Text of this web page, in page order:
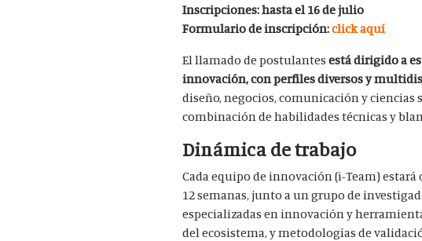
Inscripciones: hasta el 16 de julio
Formulario de inscripción:click aquí
El llamado de postulantesestá dirigido a
innovación, con perfiles diversos y
diseño, negocios, comunicación y ciencias
combinación de habilidades técnicas y
Dinámica de trabajo
Cada equipo de innovación (i-Team)
12 semanas, junto a un grupo de
especializadas en innovación y
del ecosistema, y metodologías de